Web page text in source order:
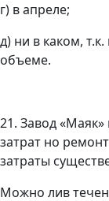
г) в апреле;
д) ни в каком,
объеме.
21. Завод
затрат но
затраты
Можно лив